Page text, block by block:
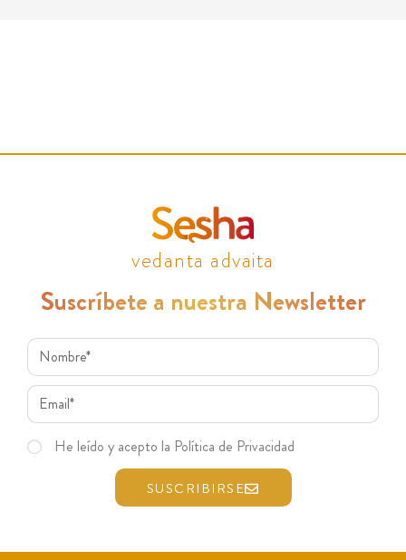
vedanta advaita
Suscríbete a nuestra Newsletter
He leído y acepto la Política de Privacidad
SUSCRIBIRSE